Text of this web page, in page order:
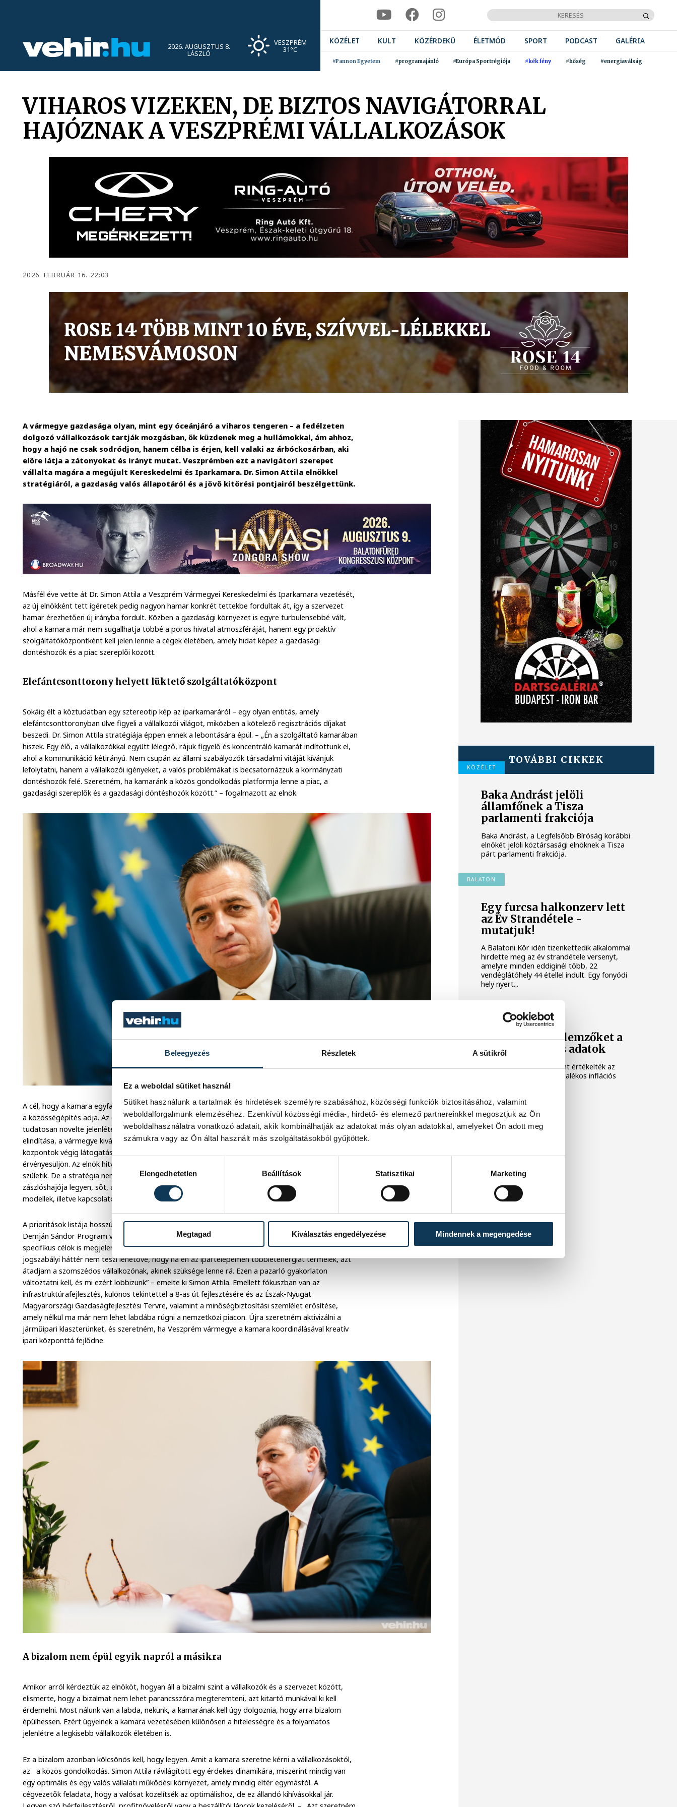
Beleegyezés Részletek A sütikről
Ez a weboldal sütiket használ
Sütiket használunk a tartalmak és hirdetések személyre szabásához, közösségi funkciók biztosításához, valamint
weboldalforgalmunk elemzéséhez. Ezenkívül közösségi média-, hirdető- és elemező partnereinkkel megosztjuk az Ön
weboldalhasználatra vonatkozó adatait, akik kombinálhatják az adatokat más olyan adatokkal, amelyeket Ön adott meg
számukra vagy az Ön által használt más szolgáltatásokból gyűjtöttek.
Elengedhetetlen
Beállítások Statisztikai Marketing
Megtagad Kiválasztás engedélyezése Mindennek a megengedése
2026. AUGUSZTUS 8.
LÁSZLÓ
VESZPRÉM
31°C
KÖZÉLET KULT KÖZÉRDEKŰ ÉLETMÓD SPORT PODCAST GALÉRIA
#Pannon Egyetem #programajánló #Európa Sportrégiója #kék fény #hőség #energiaválság
VIHAROS VIZEKEN, DE BIZTOS NAVIGÁTORRAL
HAJÓZNAK A VESZPRÉMI VÁLLALKOZÁSOK
2026. FEBRUÁR 16. 22:03
A vármegye gazdasága olyan, mint egy óceánjáró a viharos tengeren – a fedélzeten
dolgozó vállalkozások tartják mozgásban, ők küzdenek meg a hullámokkal, ám ahhoz,
hogy a hajó ne csak sodródjon, hanem célba is érjen, kell valaki az árbóckosárban, aki
előre látja a zátonyokat és irányt mutat. Veszprémben ezt a navigátori szerepet
vállalta magára a megújult Kereskedelmi és Iparkamara. Dr. Simon Attila elnökkel
stratégiáról, a gazdaság valós állapotáról és a jövő kitörési pontjairól beszélgettünk.
Másfél éve vette át Dr. Simon Attila a Veszprém Vármegyei Kereskedelmi és Iparkamara vezetését,
az új elnökként tett ígéretek pedig nagyon hamar konkrét tettekbe fordultak át, így a szervezet
hamar érezhetően új irányba fordult. Közben a gazdasági környezet is egyre turbulensebbé vált,
ahol a kamara már nem sugallhatja többé a poros hivatal atmoszféráját, hanem egy proaktív
szolgáltatóközpontként kell jelen lennie a cégek életében, amely hidat képez a gazdasági
döntéshozók és a piac szereplői között.
Elefántcsonttorony helyett lüktető szolgáltatóközpont
Sokáig élt a köztudatban egy sztereotip kép az iparkamaráról – egy olyan entitás, amely
elefántcsonttoronyban ülve figyeli a vállalkozói világot, miközben a kötelező regisztrációs díjakat
beszedi. Dr. Simon Attila stratégiája éppen ennek a lebontására épül. – „Én a szolgáltató kamarában
hiszek. Egy élő, a vállalkozókkal együtt lélegző, rájuk figyelő és koncentráló kamarát indítottunk el,
ahol a kommunikáció kétirányú. Nem csupán az állami szabályozók társadalmi vitáját kívánjuk
lefolytatni, hanem a vállalkozói igényeket, a valós problémákat is becsatornázzuk a kormányzati
döntéshozók felé. Szeretném, ha kamaránk a közös gondolkodás platformja lenne a piac, a
gazdasági szereplők és a gazdasági döntéshozók között.” – fogalmazott az elnök.
A cél, hogy a kamara egyfajta hídként funkcionáljon. Ennek a hídnak a pilléreit pedig a láthatóság és
a közösségépítés adja. Az elmúlt időszakban a Veszprém Vármegyei Kereskedelmi és Iparkamara
tudatosan növelte jelenlétét a közéletben. Az üzleti reggelik sorozata, a Női Vállalkozói Klub
elindítása, a vármegye kiválóságait bemutató megújult Business Eminence rendezvény, vagy a járási
központok végig látogatása mind azt a célt szolgálják, hogy a „nagykoalíciós vezetés” elve
érvényesüljön. Az elnök hitvallása szerint addig kell egyeztetni, amíg konszenzusos javaslat nem
születik. De a stratégia nem áll meg a vármegyehatárnál, a cél, hogy Veszprém a területi kamarák
zászlóshajója legyen, sőt, a tekintetek már a határokon túlra, az osztrák és német kamarai
modellek, illetve kapcsolatok felé is irányulnak.
A prioritások listája hosszú és ambiciózus. Az általános gazdaságfejlesztési feladatok – mint a
Demján Sándor Program vagy a Széchenyi Kártya Program koordinálása – mellett idén fajsúlyos,
specifikus célok is megjelentek. – „Az egyik legfontosabb az energiaközösségek ügye. Jelenleg a
jogszabályi háttér nem teszi lehetővé, hogy ha én az ipartelepemen többletenergiát termelek, azt
átadjam a szomszédos vállalkozónak, akinek szüksége lenne rá. Ezen a pazarló gyakorlaton
változtatni kell, és mi ezért lobbizunk” – emelte ki Simon Attila. Emellett fókuszban van az
infrastruktúrafejlesztés, különös tekintettel a 8-as út fejlesztésére és az Észak-Nyugat
Magyarországi Gazdaságfejlesztési Tervre, valamint a minőségbiztosítási szemlélet erősítése,
amely nélkül ma már nem lehet labdába rúgni a nemzetközi piacon. Újra szeretném aktivizálni a
járműipari klaszterünket, és szeretném, ha Veszprém vármegye a kamara koordinálásával kreatív
ipari központtá fejlődne.
A bizalom nem épül egyik napról a másikra
Amikor arról kérdeztük az elnököt, hogyan áll a bizalmi szint a vállalkozók és a szervezet között,
elismerte, hogy a bizalmat nem lehet parancsszóra megteremteni, azt kitartó munkával ki kell
érdemelni. Most nálunk van a labda, nekünk, a kamarának kell úgy dolgoznia, hogy arra bizalom
épülhessen. Ezért ügyelnek a kamara vezetésében különösen a hitelességre és a folyamatos
jelenlétre a legkisebb vállalkozók életében is.
Ez a bizalom azonban kölcsönös kell, hogy legyen. Amit a kamara szeretne kérni a vállalkozásoktól,
az a közös gondolkodás. Simon Attila rávilágított egy érdekes dinamikára, miszerint mindig van
egy optimális és egy valós vállalati működési környezet, amely mindig eltér egymástól. A
cégvezetők feladata, hogy a valósat közelítsék az optimálishoz, de ez állandó kihívásokkal jár.
TOVÁBBI CIKKEK
KÖZÉLET
Baka Andrást jelöli
államfőnek a Tisza
parlamenti frakciója
Baka Andrást, a Legfelsőbb Bíróság korábbi
elnökét jelöli köztársasági elnöknek a Tisza
párt parlamenti frakciója.
BALATON
Egy furcsa halkonzerv lett
az Év Strandétele -
mutatjuk!
A Balatoni Kör idén tizenkettedik alkalommal
hirdette meg az év strandétele versenyt,
amelyre minden eddiginél több, 22
vendéglátóhely 44 étellel indult. Egy fonyódi
hely nyert...
Meglepték az elemzőket a
júliusi inflációs adatok
Hatalmas meglepetésként értékelték az
elemzők a júliusi, 1,2 százalékos inflációs